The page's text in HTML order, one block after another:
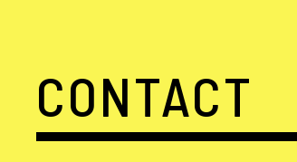
CONTACT